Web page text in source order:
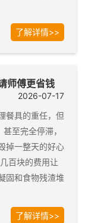
了解详情>>
师傅更省钱
2026-07-17
餐具的重任，但
至完全停滞，
掉一整天的好心
百块的费用让
固和食物残渣堆
了解详情>>